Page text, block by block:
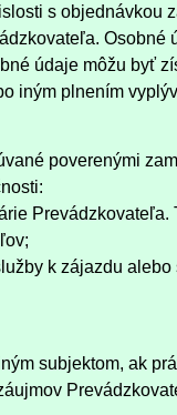
s objednávkou
údaje môžu byť
iným plnením
poverenými
k zájazdu alebo
subjektom, ak